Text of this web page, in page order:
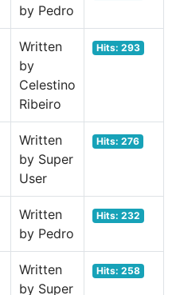
by Pedro
Written
by
Celestino
Ribeiro
Hits: 293
Written
by Super
User
Hits: 276
Written
by Pedro
Hits: 232
Written
by Super
Hits: 258